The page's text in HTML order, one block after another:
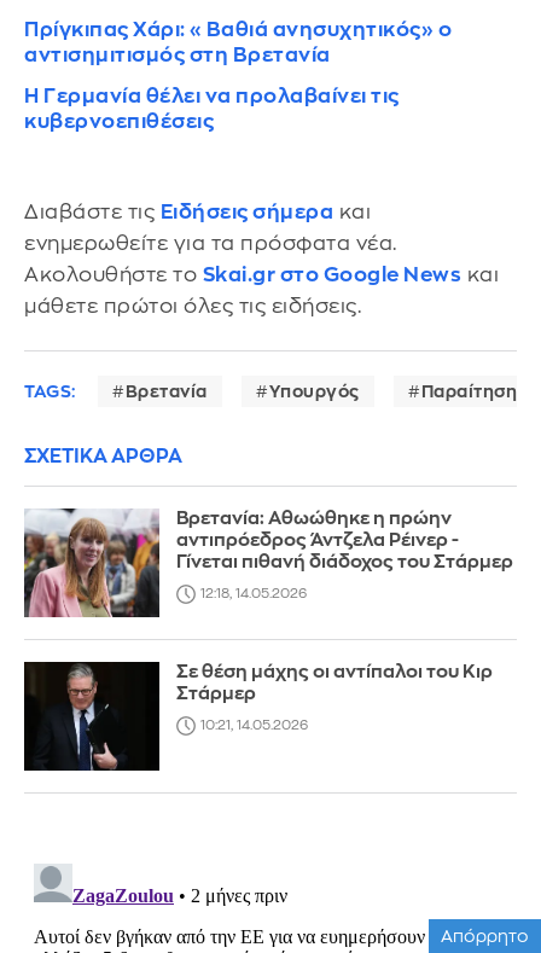
Πρίγκιπας Χάρι: «Βαθιά ανησυχητικός» ο
αντισημιτισμός στη Βρετανία
Η Γερμανία θέλει να προλαβαίνει τις
κυβερνοεπιθέσεις
Διαβάστε τις Ειδήσεις σήμερα και
ενημερωθείτε για τα πρόσφατα νέα.
Ακολουθήστε το Skai.gr στο Google News και
μάθετε πρώτοι όλες τις ειδήσεις.
TAGS: Βρετανία Υπουργός Παραίτηση
ΣΧΕΤΙΚΑ ΑΡΘΡΑ
Βρετανία: Αθωώθηκε η πρώην
αντιπρόεδρος Άντζελα Ρέινερ -
Γίνεται πιθανή διάδοχος του Στάρμερ
12:18, 14.05.2026
Σε θέση μάχης οι αντίπαλοι του Κιρ
Στάρμερ
10:21, 14.05.2026
Απόρρητο